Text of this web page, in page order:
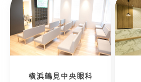
横浜鶴見中央眼科